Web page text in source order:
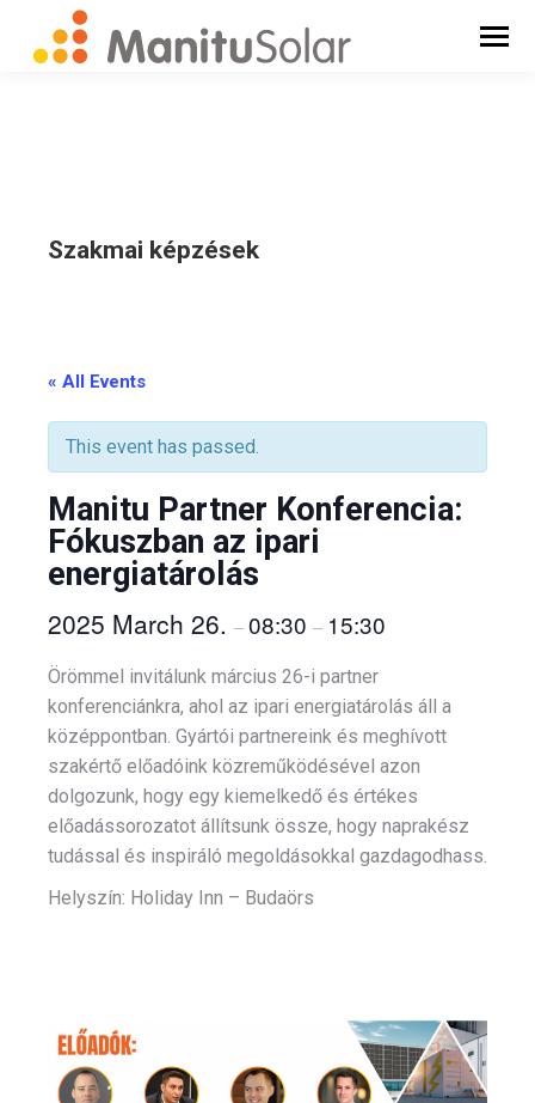
Szakmai képzések
« All Events
This event has passed.
Manitu Partner Konferencia:
Fókuszban az ipari
energiatárolás
2025 March 26. –08:30 – 15:30
Örömmel invitálunk március 26-i partner
konferenciánkra, ahol az ipari energiatárolás áll a
középpontban. Gyártói partnereink és meghívott
szakértő előadóink közreműködésével azon
dolgozunk, hogy egy kiemelkedő és értékes
előadássorozatot állítsunk össze, hogy naprakész
tudással és inspiráló megoldásokkal gazdagodhass.
Helyszín: Holiday Inn – Budaörs